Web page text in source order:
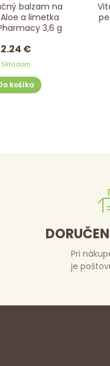
balzam na
a limetka
3,6 g
2.24 €
Skladom
košíka
Pri
je